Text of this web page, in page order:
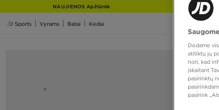
NAUJIENOS Apžiūrėk
JD Sports Vyrams Batai Kedai
Dedame
atitiktų jų
nori, kad
įskaitant
pasirinktų
pasirink